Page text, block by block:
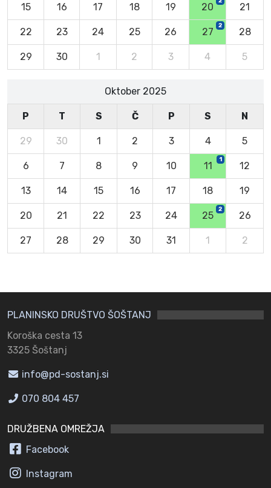
15 16 17 18 19 20 21
22 23 24 25 26 27
2
28
29 30 1 2 3 4 5
Oktober 2025
P T S Č P S N
29 30 1 2 3 4 5
6 7 8 9 10 11
1
12
13 14 15 16 17 18 19
20 21 22 23 24 25
2
26
27 28 29 30 31 1 2
PLANINSKO DRUŠTVO ŠOŠTANJ
Koroška cesta 13
3325 Šoštanj
info@pd-sostanj.si
070 804 457
DRUŽBENA OMREŽJA
Facebook
Instagram